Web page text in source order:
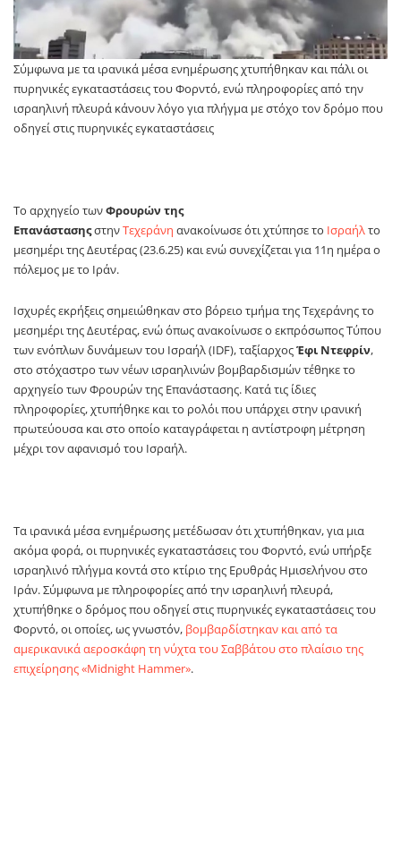
Σύμφωνα με τα ιρανικά μέσα ενημέρωσης χτυπήθηκαν και πάλι οι
πυρηνικές εγκαταστάσεις του Φορντό, ενώ πληροφορίες από την
ισραηλινή πλευρά κάνουν λόγο για πλήγμα με στόχο τον δρόμο που
οδηγεί στις πυρηνικές εγκαταστάσεις
Το αρχηγείο τωνΦρουρών της
ΕπανάστασηςστηνΤεχεράνη ανακοίνωσε ότι χτύπησε το Ισραήλτο
μεσημέρι της Δευτέρας (23.6.25) και ενώ συνεχίζεται για 11η ημέρα ο
πόλεμος με το Ιράν.
Ισχυρές εκρήξεις σημειώθηκαν στο βόρειο τμήμα της Τεχεράνης το
μεσημέρι της Δευτέρας, ενώ όπως ανακοίνωσε ο εκπρόσωπος Τύπου
των ενόπλων δυνάμεων του Ισραήλ (IDF), ταξίαρχοςΈφι Ντεφρίν,
στο στόχαστρο των νέων ισραηλινών βομβαρδισμών τέθηκε το
αρχηγείο των Φρουρών της Επανάστασης. Κατά τις ίδιες
πληροφορίες, χτυπήθηκε και το ρολόι που υπάρχει στην ιρανική
πρωτεύουσα και στο οποίο καταγράφεται η αντίστροφη μέτρηση
μέχρι τον αφανισμό του Ισραήλ.
Τα ιρανικά μέσα ενημέρωσης μετέδωσαν ότι χτυπήθηκαν, για μια
ακόμα φορά, οι πυρηνικές εγκαταστάσεις του Φορντό, ενώ υπήρξε
ισραηλινό πλήγμα κοντά στο κτίριο της Ερυθράς Ημισελήνου στο
Ιράν. Σύμφωνα με πληροφορίες από την ισραηλινή πλευρά,
χτυπήθηκε ο δρόμος που οδηγεί στις πυρηνικές εγκαταστάσεις του
Φορντό, οι οποίες, ως γνωστόν, βομβαρδίστηκαν και από τα
αμερικανικά αεροσκάφη τη νύχτα του Σαββάτου στο πλαίσιο της
επιχείρησης «Midnight Hammer».